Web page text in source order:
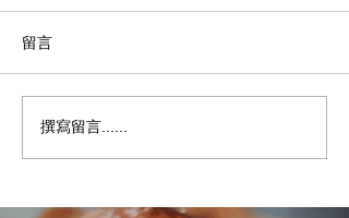
透過 Yindii 減少食物浪費
的 5 個簡單技巧
留言
撰寫留言......